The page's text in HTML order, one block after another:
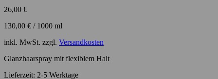
26,00 €
130,00 € / 1000 ml
inkl. MwSt. zzgl. Versandkosten
Glanzhaarspray mit flexiblem Halt
Lieferzeit: 2-5 Werktage